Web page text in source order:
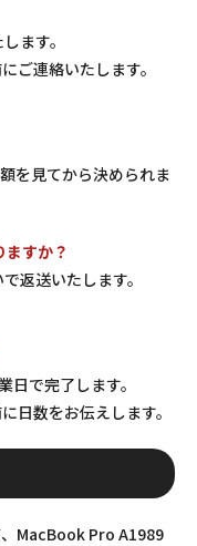
ます。
ご連絡いたします。
を見てから決められま
すか？
返送いたします。
で完了します。
日数をお伝えします。
MacBook Pro A1989